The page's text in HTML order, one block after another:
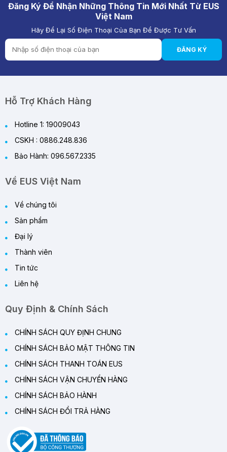
Đăng Ký Để Nhận Những Thông Tin Mới Nhất Từ EUS
Việt Nam
Hãy Để Lại Số Điện Thoại Của Bạn Để Được Tư Vấn
ĐĂNG KÝ
Hỗ Trợ Khách Hàng
Hotline 1: 19009043
CSKH : 0886.248.836
Bảo Hành: 096.567.2335
Về EUS Việt Nam
Về chúng tôi
Sản phẩm
Đại lý
Thành viên
Tin tức
Liên hệ
Quy Định & Chính Sách
CHÍNH SÁCH QUY ĐỊNH CHUNG
CHÍNH SÁCH BẢO MẬT THÔNG TIN
CHÍNH SÁCH THANH TOÁN EUS
CHÍNH SÁCH VẬN CHUYỂN HÀNG
CHÍNH SÁCH BẢO HÀNH
CHÍNH SÁCH ĐỔI TRẢ HÀNG